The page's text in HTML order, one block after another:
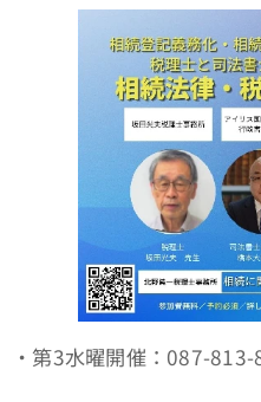
・第3水曜開催：087-813-